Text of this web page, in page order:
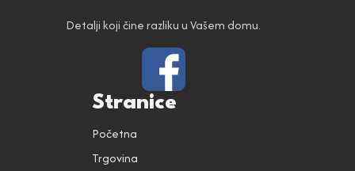
Detalji koji čine razliku u Vašem domu.
Stranice
Početna
Trgovina